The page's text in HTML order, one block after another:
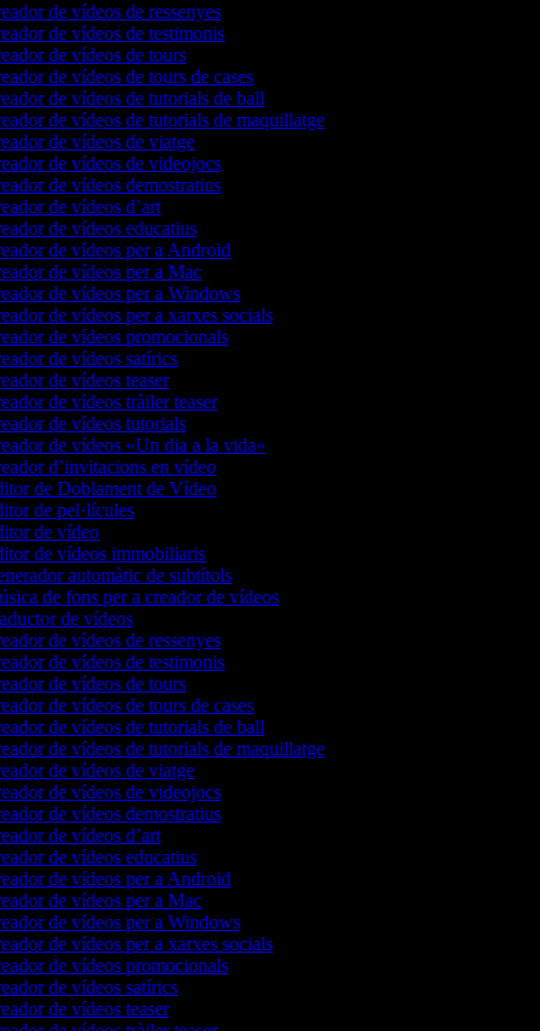
de vídeos de ressenyes
de vídeos de testimonis
de vídeos de tours
de vídeos de tours de cases
de vídeos de tutorials de ball
de vídeos de tutorials de maquillatge
de vídeos de viatge
de vídeos de videojocs
de vídeos demostratius
de vídeos d’art
de vídeos educatius
de vídeos per a Android
de vídeos per a Mac
de vídeos per a Windows
de vídeos per a xarxes socials
de vídeos promocionals
de vídeos satírics
de vídeos teaser
de vídeos tràiler teaser
de vídeos tutorials
de vídeos «Un dia a la vida»
d’invitacions en vídeo
de Doblament de Vídeo
de pel·lícules
de vídeo
de vídeos immobiliaris
automàtic de subtítols
de fons per a creador de vídeos
de vídeos
de vídeos de ressenyes
de vídeos de testimonis
de vídeos de tours
de vídeos de tours de cases
de vídeos de tutorials de ball
de vídeos de tutorials de maquillatge
de vídeos de viatge
de vídeos de videojocs
de vídeos demostratius
de vídeos d’art
de vídeos educatius
de vídeos per a Android
de vídeos per a Mac
de vídeos per a Windows
de vídeos per a xarxes socials
de vídeos promocionals
de vídeos satírics
de vídeos teaser